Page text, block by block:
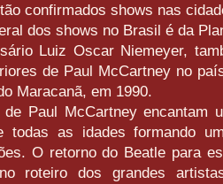
confirmados shows nas
dos shows no Brasil é da
Luiz Oscar Niemeyer,
de Paul McCartney no
Maracanã, em 1990.
de Paul McCartney encantam
todas as idades formando
O retorno do Beatle para
roteiro dos grandes